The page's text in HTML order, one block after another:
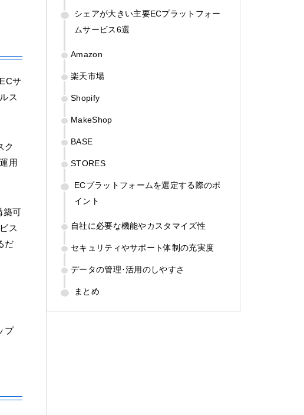
サ
ス
ク
用
築可
ス
だ
プ
シェアが大きい主要ECプラットフォー
ムサービス6選
Amazon
楽天市場
Shopify
MakeShop
BASE
STORES
ECプラットフォームを選定する際のポ
イント
自社に必要な機能やカスタマイズ性
セキュリティやサポート体制の充実度
データの管理･活用のしやすさ
まとめ